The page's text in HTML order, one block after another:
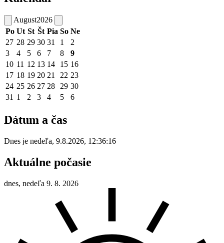
August2026
Po Ut St Št Pia So Ne
27 28 29 30 31 1
2
3
4 5 6 7 8
9
10 11 12 13 14 15 16
17 18 19 20 21 22 23
24 25 26 27 28 29 30
31 1 2 3 4 5 6
Dátum a čas
Dnes je nedeľa, 9.8.2026, 12:36:16
Aktuálne počasie
dnes, nedeľa 9. 8. 2026